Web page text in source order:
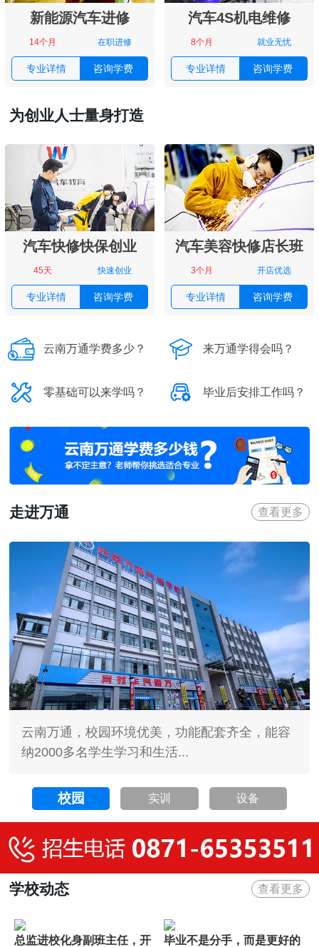
新能源汽车进修
14个月 在职进修
专业详情 咨询学费
汽车4S机电维修
8个月 就业无忧
专业详情 咨询学费
为创业人士量身打造
汽车快修快保创业
45天 快速创业
专业详情 咨询学费
汽车美容快修店长班
3个月 开店优选
专业详情 咨询学费
 云南万通学费多少？  来万通学得会吗？
 零基础可以来学吗？  毕业后安排工作吗？
走进万通 查看更多
云南万通，校园环境优美，功能配套齐全，能容
纳2000多名学生学习和生活...
校园 实训 设备
学校动态 查看更多
总监进校化身副班主任，开
毕业不是分手，而是更好的